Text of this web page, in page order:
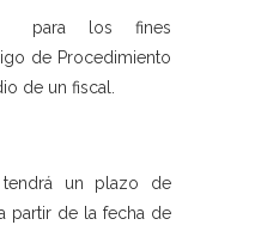
para los fines
de Procedimiento
de un fiscal.
tendrá un plazo de
partir de la fecha de